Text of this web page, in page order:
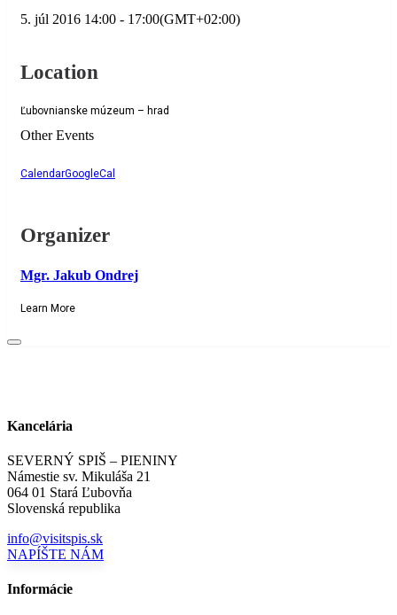
5. júl 2016 14:00 - 17:00(GMT+02:00)
Location
Ľubovnianske múzeum – hrad
Other Events
CalendarGoogleCal
Organizer
Mgr. Jakub Ondrej
Learn More
Kancelária
SEVERNÝ SPIŠ – PIENINY
Námestie sv. Mikuláša 21
064 01 Stará Ľubovňa
Slovenská republika
info@visitspis.sk
NAPÍŠTE NÁM
Informácie